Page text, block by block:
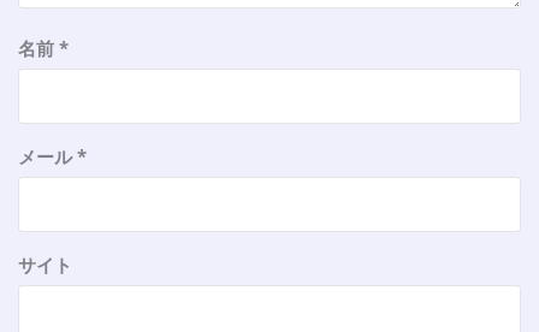
名前 *
メール*
サイト